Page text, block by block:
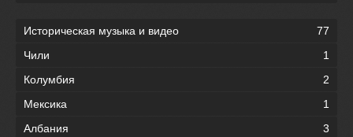
Историческая музыка и видео
77
Чили
1
Колумбия
2
Мексика
1
Албания
3